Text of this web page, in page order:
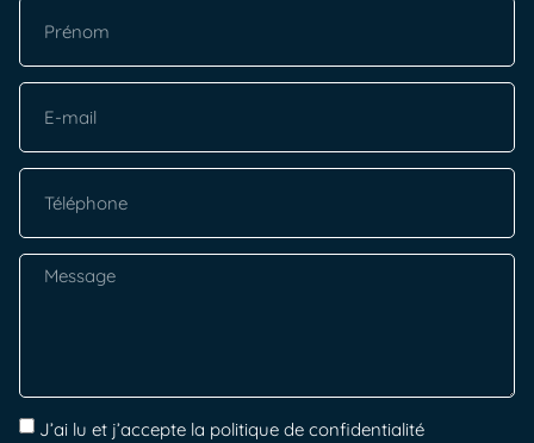
J’ai lu et j’accepte la politique de confidentialité